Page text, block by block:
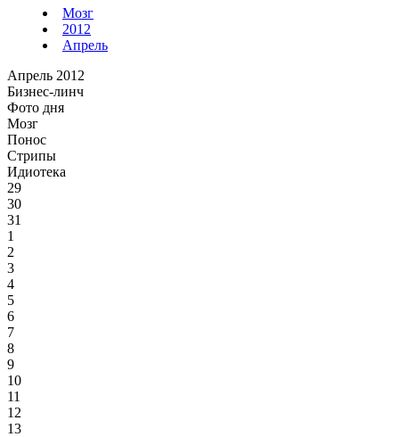
Мозг
2012
Апрель
Апрель 2012
Бизнес-линч
Фото дня
Мозг
Понос
Стрипы
Идиотека
29
30
31
1
2
3
4
5
6
7
8
9
10
11
12
13